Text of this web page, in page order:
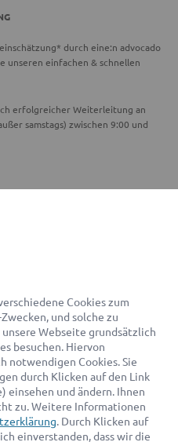
durch eine:n advocado
unseren einfachen & schnellen
erfolgreicher Weiterleitung an
samstags) zwischen 9:00 und
17:00 Uhr für Sie erreichbar.
passenden Rechtsanwalt finden
Cookies zum
und solche zu
Webseite grundsätzlich
besuchen. Hiervon
notwendigen Cookies. Sie
durch Klicken auf den Link
einsehen und ändern. Ihnen
zu. Weitere Informationen
. Durch Klicken auf
einverstanden, dass wir die